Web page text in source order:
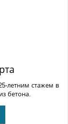
летним стажем в
бетона.